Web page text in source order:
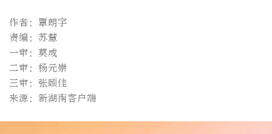
作者：覃朗宇
责编：苏慧
一审：莫成
二审：杨元崇
三审：张颐佳
来源：新湖南客户端